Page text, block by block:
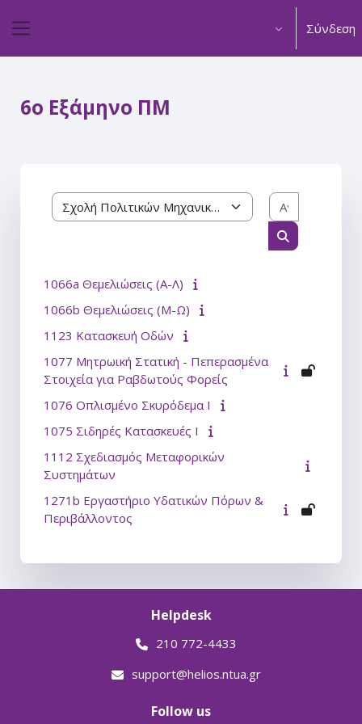
Σύνδεση
6ο Εξάμηνο ΠΜ
Κατηγορίες μαθημάτων
Αναζήτηση
1066a Θεμελιώσεις (Α-Λ)
1066b Θεμελιώσεις (Μ-Ω)
1123 Κατασκευή Οδών
1077 Μητρωική Στατική - Πεπερασμένα
Στοιχεία για Ραβδωτούς Φορείς
1076 Οπλισμένο Σκυρόδεμα Ι
1075 Σιδηρές Κατασκευές Ι
1112 Σχεδιασμός Μεταφορικών
Συστημάτων
1271b Εργαστήριο Υδατικών Πόρων &
Περιβάλλοντος
Helpdesk
210 772-4433
support@helios.ntua.gr
Follow us